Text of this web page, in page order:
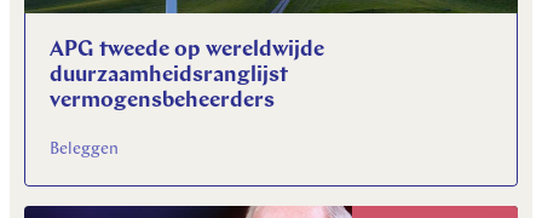
APG tweede op wereldwijde
duurzaamheidsranglijst
vermogensbeheerders
Beleggen